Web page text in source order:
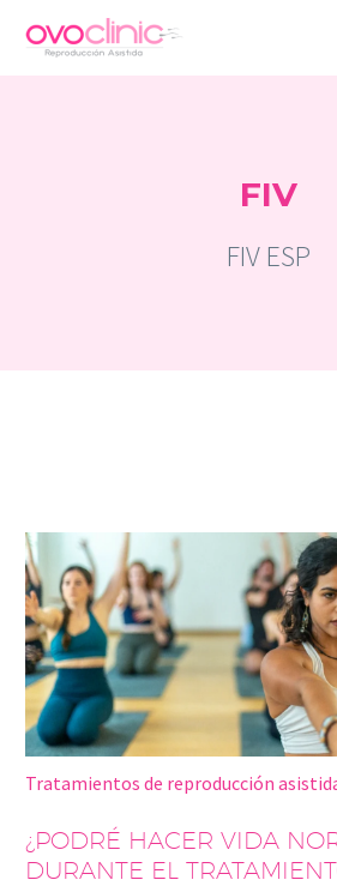
FIV
FIV ESP
Tratamientos de reproducción
¿PODRÉ HACER VIDA
DURANTE EL